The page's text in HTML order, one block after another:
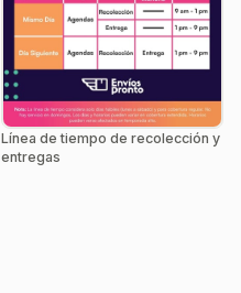
Línea de tiempo de recolección y
entregas